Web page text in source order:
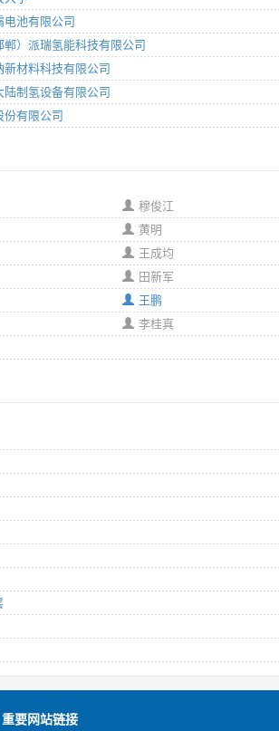
电池有限公司
郸）派瑞氢能科技有限公司
新材料科技有限公司
陆制氢设备有限公司
份有限公司
穆俊江
黄明
王成均
田新军
王鹏
李桂真
重要网站链接